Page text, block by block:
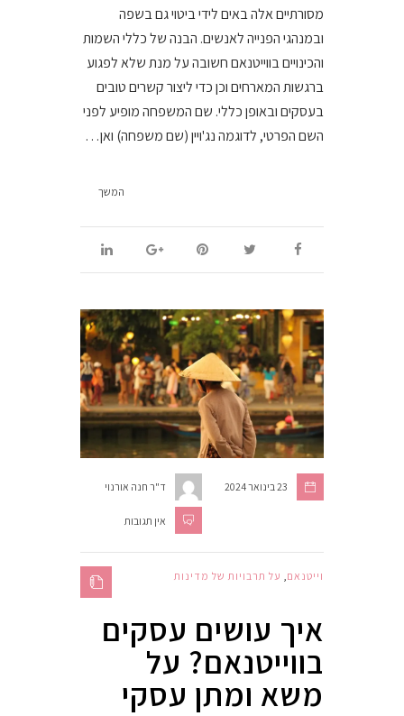
מסורתיים אלה באים לידי ביטוי גם בשפה
ובמנהגי הפנייה לאנשים. הבנה של כללי השמות
והכינויים בווייטנאם חשובה על מנת שלא לפגוע
ברגשות המארחים וכן כדי ליצור קשרים טובים
בעסקים ובאופן כללי. שם המשפחה מופיע לפני
השם הפרטי, לדוגמה נג'ויין (שם משפחה) ואן…
המשך
ד"ר חנה אורנוי 23 בינואר 2024
אין תגובות
וייטנאם על תרבויות של מדינות
איך עושים עסקים
בווייטנאם? על
משא ומתן עסקי